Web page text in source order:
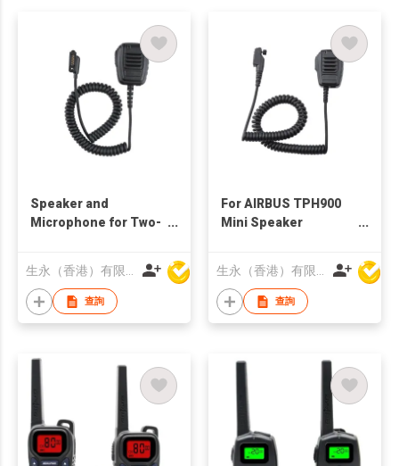
Speaker and
Microphone for Two-
查詢
For AIRBUS TPH900
Mini Speaker
查詢